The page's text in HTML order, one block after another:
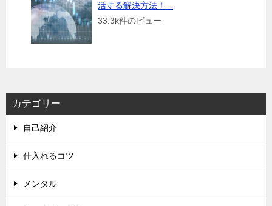
活する解決方法！...
33.3k件のビュー
カテゴリー
自己紹介
仕入れるコツ
メンタル